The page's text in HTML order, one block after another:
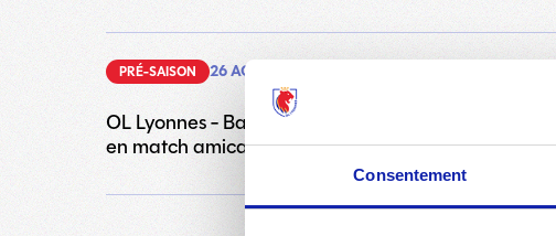
Consentement
PRÉ-SAISON 26 AOÛT 2025
OL Lyonnes - Bayern Munich : Nouveau succès
en match amical ! (4-1)